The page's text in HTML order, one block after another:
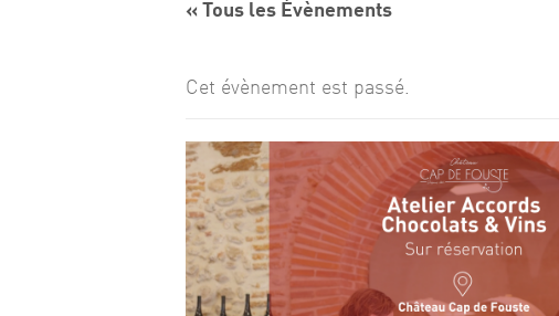
« Tous les Évènements
Cet évènement est passé.